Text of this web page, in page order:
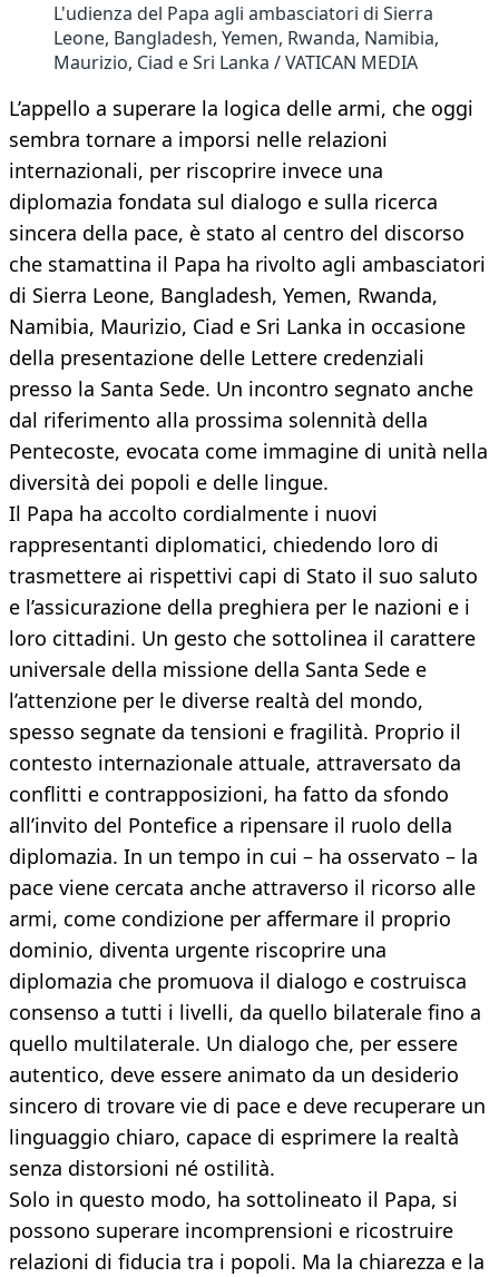
L'udienza del Papa agli ambasciatori di Sierra
Leone, Bangladesh, Yemen, Rwanda, Namibia,
Maurizio, Ciad e Sri Lanka / VATICAN MEDIA
L’appello a superare la logica delle armi, che oggi
sembra tornare a imporsi nelle relazioni
internazionali, per riscoprire invece una
diplomazia fondata sul dialogo e sulla ricerca
sincera della pace, è stato al centro del discorso
che stamattina il Papa ha rivolto agli ambasciatori
di Sierra Leone, Bangladesh, Yemen, Rwanda,
Namibia, Maurizio, Ciad e Sri Lanka in occasione
della presentazione delle Lettere credenziali
presso la Santa Sede. Un incontro segnato anche
dal riferimento alla prossima solennità della
Pentecoste, evocata come immagine di unità nella
diversità dei popoli e delle lingue.
Il Papa ha accolto cordialmente i nuovi
rappresentanti diplomatici, chiedendo loro di
trasmettere ai rispettivi capi di Stato il suo saluto
e l’assicurazione della preghiera per le nazioni e i
loro cittadini. Un gesto che sottolinea il carattere
universale della missione della Santa Sede e
l’attenzione per le diverse realtà del mondo,
spesso segnate da tensioni e fragilità. Proprio il
contesto internazionale attuale, attraversato da
conflitti e contrapposizioni, ha fatto da sfondo
all’invito del Pontefice a ripensare il ruolo della
diplomazia. In un tempo in cui – ha osservato – la
pace viene cercata anche attraverso il ricorso alle
armi, come condizione per affermare il proprio
dominio, diventa urgente riscoprire una
diplomazia che promuova il dialogo e costruisca
consenso a tutti i livelli, da quello bilaterale fino a
quello multilaterale. Un dialogo che, per essere
autentico, deve essere animato da un desiderio
sincero di trovare vie di pace e deve recuperare un
linguaggio chiaro, capace di esprimere la realtà
senza distorsioni né ostilità.
Solo in questo modo, ha sottolineato il Papa, si
possono superare incomprensioni e ricostruire
relazioni di fiducia tra i popoli. Ma la chiarezza e la